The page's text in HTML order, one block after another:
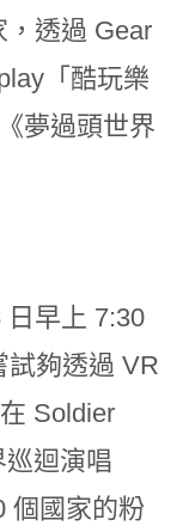
透過 Gear
「酷玩樂
夢過頭世界
日早上 7:30
試夠透過 VR
Soldier
迴演唱
個國家的粉